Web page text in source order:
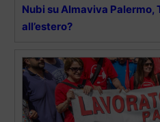
Nubi su Almaviva Palermo,
all’estero?